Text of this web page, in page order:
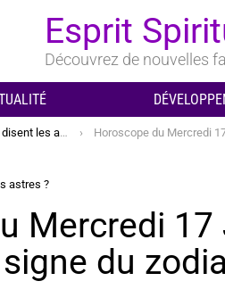
Esprit
Découvrez de nouvelles
les astres ? Horoscope du Mercredi 17 Juillet 2024
astres ?
Mercredi
du